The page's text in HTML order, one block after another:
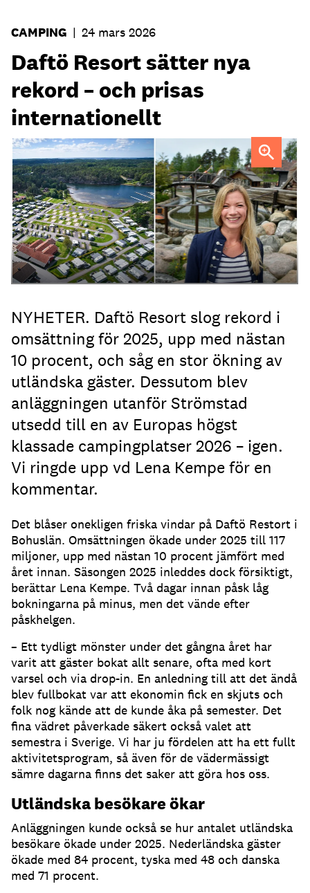
CAMPING | 24 mars 2026
Daftö Resort sätter nya
rekord – och prisas
internationellt
Lena Kempe, vd Daftö Resort
NYHETER. Daftö Resort slog rekord i
omsättning för 2025, upp med nästan
10 procent, och såg en stor ökning av
utländska gäster. Dessutom blev
anläggningen utanför Strömstad
utsedd till en av Europas högst
klassade campingplatser 2026 – igen.
Vi ringde upp vd Lena Kempe för en
kommentar.
Det blåser onekligen friska vindar på Daftö Restort i
Bohuslän. Omsättningen ökade under 2025 till 117
miljoner, upp med nästan 10 procent jämfört med
året innan. Säsongen 2025 inleddes dock försiktigt,
berättar Lena Kempe. Två dagar innan påsk låg
bokningarna på minus, men det vände efter
påskhelgen.
– Ett tydligt mönster under det gångna året har
varit att gäster bokat allt senare, ofta med kort
varsel och via drop-in. En anledning till att det ändå
blev fullbokat var att ekonomin fick en skjuts och
folk nog kände att de kunde åka på semester. Det
fina vädret påverkade säkert också valet att
semestra i Sverige. Vi har ju fördelen att ha ett fullt
aktivitetsprogram, så även för de vädermässigt
sämre dagarna finns det saker att göra hos oss.
Utländska besökare ökar
Anläggningen kunde också se hur antalet utländska
besökare ökade under 2025. Nederländska gäster
ökade med 84 procent, tyska med 48 och danska
med 71 procent.